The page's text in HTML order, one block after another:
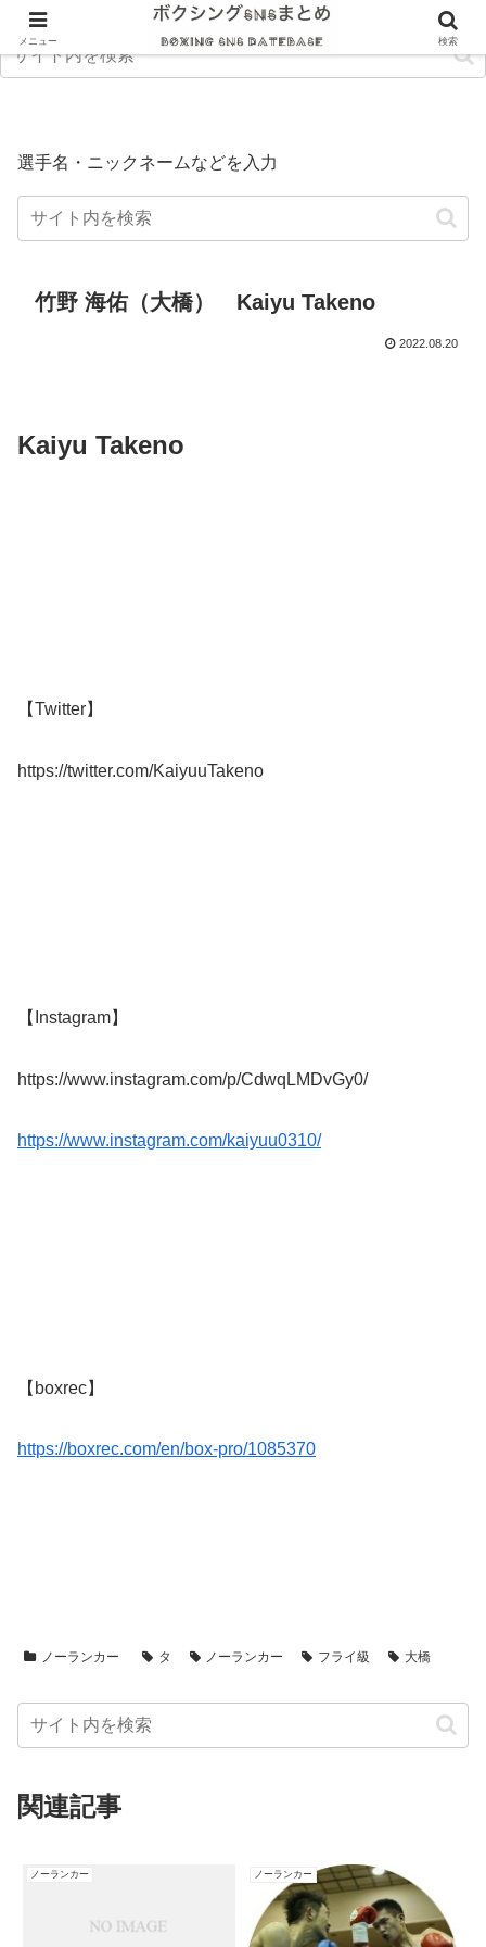
選手名・ニックネームなどを入力
竹野 海佑（大橋） Kaiyu Takeno
2022.08.20
Kaiyu Takeno
【Twitter】
https://twitter.com/KaiyuuTakeno
【Instagram】
https://www.instagram.com/p/CdwqLMDvGy0/
https://www.instagram.com/kaiyuu0310/
【boxrec】
https://boxrec.com/en/box-pro/1085370
ノーランカー タ ノーランカー フライ級 大橋
関連記事
ノーランカー ノーランカー
メニュー 検索